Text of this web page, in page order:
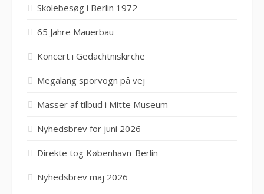
Skolebesøg i Berlin 1972
65 Jahre Mauerbau
Koncert i Gedächtniskirche
Megalang sporvogn på vej
Masser af tilbud i Mitte Museum
Nyhedsbrev for juni 2026
Direkte tog København-Berlin
Nyhedsbrev maj 2026